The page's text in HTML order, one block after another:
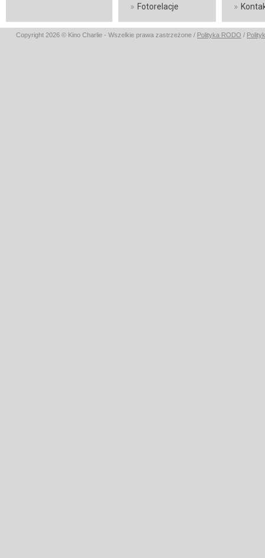
» Fotorelacje »
Copyright 2026 © Kino Charlie - Wszelkie prawa zastrzeżone / Polityka RODO /